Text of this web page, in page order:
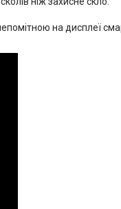
на дисплеї